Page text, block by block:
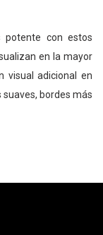
potente con estos
en la mayor
visual adicional en
bordes más